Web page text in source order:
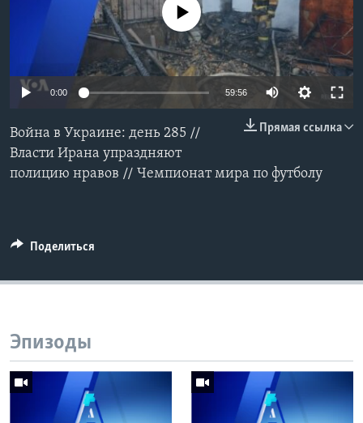
Learning English
СОЦИАЛЬНЫЕ СЕТИ
Языки
No media source currently available
0:00 59:56
Прямая ссылка
Война в Украине: день 285 //
Власти Ирана упраздняют
полицию нравов // Чемпионат мира по футболу
Поделиться
Эпизоды